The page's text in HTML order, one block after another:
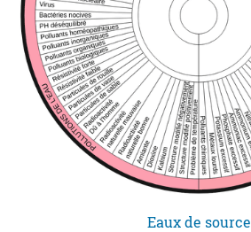
Eaux de source